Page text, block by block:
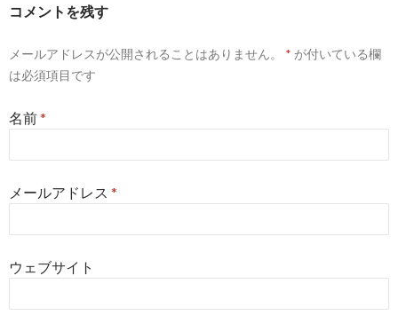
コメントを残す
メールアドレスが公開されることはありません。 * が付いている欄
は必須項目です
名前*
メールアドレス *
ウェブサイト